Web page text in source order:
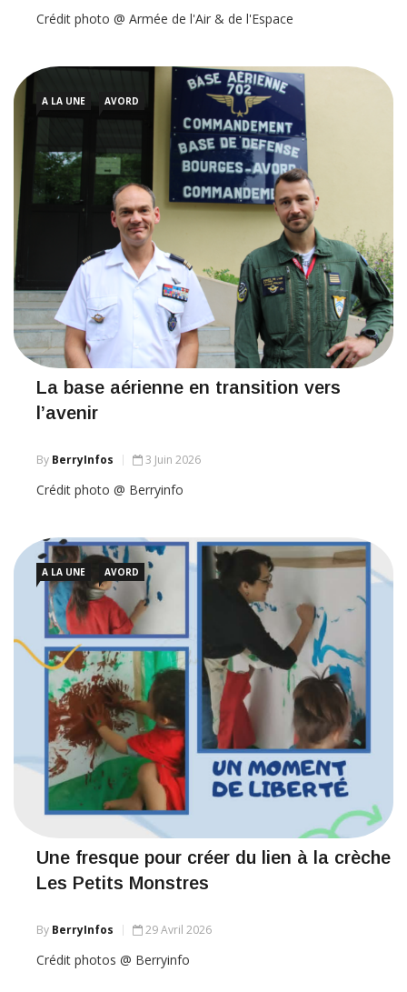
Crédit photo @ Armée de l'Air & de l'Espace
A LA UNE AVORD
La base aérienne en transition vers
l’avenir
By BerryInfos 3 Juin 2026
Crédit photo @ Berryinfo
A LA UNE AVORD
Une fresque pour créer du lien à la crèche
Les Petits Monstres
By BerryInfos 29 Avril 2026
Crédit photos @ Berryinfo